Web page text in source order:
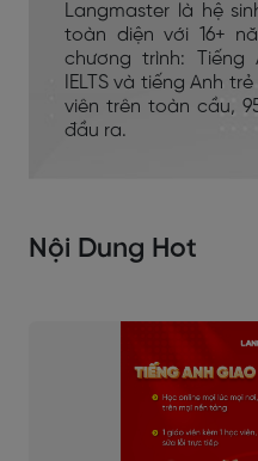
Langmaster là hệ
toàn diện với 16+
chương trình: Tiếng
IELTS và tiếng Anh
viên trên toàn cầu,
đầu ra.
Nội Dung Hot